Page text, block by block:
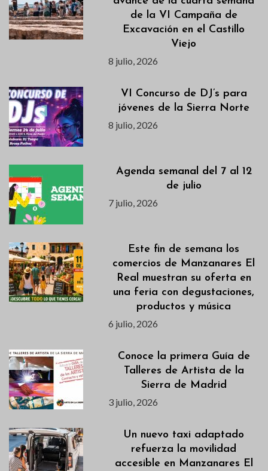
de la VI Campaña de
Excavación en el Castillo
Viejo
8 julio, 2026
VI Concurso de DJ’s para
jóvenes de la Sierra Norte
8 julio, 2026
Agenda semanal del 7 al 12
de julio
7 julio, 2026
Este fin de semana los
comercios de Manzanares El
Real muestran su oferta en
una feria con degustaciones,
productos y música
6 julio, 2026
Conoce la primera Guía de
Talleres de Artista de la
Sierra de Madrid
3 julio, 2026
Un nuevo taxi adaptado
refuerza la movilidad
accesible en Manzanares El